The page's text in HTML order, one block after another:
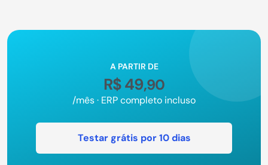
A PARTIR DE
R$ 49,90
/mês · ERP completo incluso
Testar grátis por 10 dias